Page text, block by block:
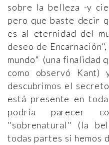
sobre la belleza -y
pero que baste decir
es al eternidad del
deseo de
mundo" (una finalidad
como observó
descubrimos el
está presente en
podría parecer
"sobrenatural" (la
todas partes si hemos